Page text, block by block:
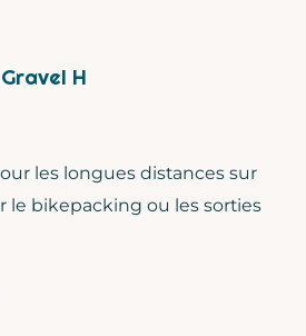
H
les longues distances sur
le bikepacking ou les sorties